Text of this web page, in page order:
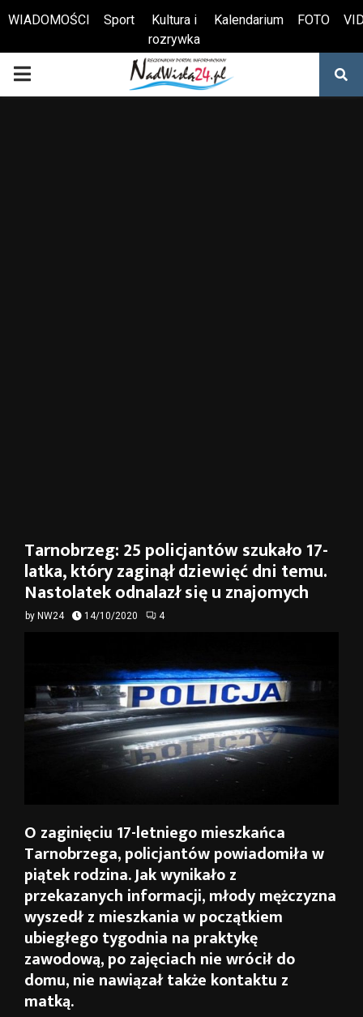
Otwórz pasek narzędzi
WIADOMOŚCI Sport
Kultura i
rozrywka
Kalendarium FOTO
PRIMARY
Tarnobrzeg: 25 policjantów szukało 17-
latka, który zaginął dziewięć dni temu.
Nastolatek odnalazł się u znajomych
by NW24 14/10/2020 4
O zaginięciu 17-letniego mieszkańca
Tarnobrzega, policjantów powiadomiła w
piątek rodzina. Jak wynikało z
przekazanych informacji, młody mężczyzna
wyszedł z mieszkania w początkiem
ubiegłego tygodnia na praktykę
zawodową, po zajęciach nie wrócił do
domu, nie nawiązał także kontaktu z
matką.